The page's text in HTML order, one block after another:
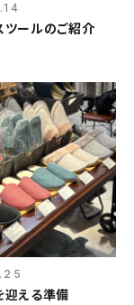
ツールのご紹介
迎える準備